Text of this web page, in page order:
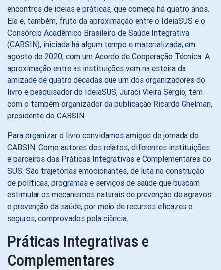
encontros de ideias e práticas, que começa há quatro anos.
Ela é, também, fruto da aproximação entre o IdeiaSUS e o
Consórcio Acadêmico Brasileiro de Saúde Integrativa
(CABSIN), iniciada há algum tempo e materializada, em
agosto de 2020, com um Acordo de Cooperação Técnica. A
aproximação entre as instituições vem na esteira da
amizade de quatro décadas que um dos organizadores do
livro e pesquisador do IdeiaSUS, Juraci Vieira Sergio, tem
com o também organizador da publicação Ricardo Ghelman,
presidente do CABSIN.
Para organizar o livro convidamos amigos de jornada do
CABSIN. Como autores dos relatos, diferentes instituições
e parceiros das Práticas Integrativas e Complementares do
SUS. São trajetórias emocionantes, de luta na construção
de políticas, programas e serviços de saúde que buscam
estimular os mecanismos naturais de prevenção de agravos
e prevenção da saúde, por meio de recursos eficazes e
seguros, comprovados pela ciência.
Práticas Integrativas e
Complementares